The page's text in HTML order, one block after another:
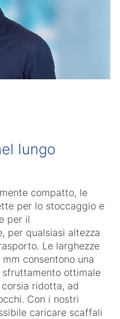
lungo
compatto, le
per lo stoccaggio e
per il
per qualsiasi altezza
Le larghezze
consentono una
ottimale
ridotta, ad
Con i nostri
caricare scaffali